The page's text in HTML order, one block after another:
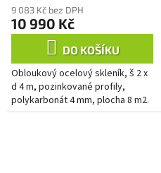
9 083 Kč bez DPH
10 990 Kč
DO KOŠÍKU
Obloukový ocelový skleník, š 2 x
d 4 m, pozinkované profily,
polykarbonát 4 mm, plocha 8 m2.